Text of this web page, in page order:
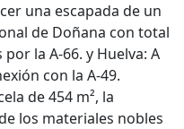
una escapada de un
de Doñana con total
la A-66. y Huelva: A
con la A-49.
de 454 m², la
los materiales nobles